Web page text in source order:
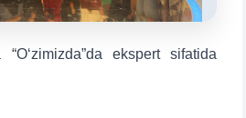
ekspert sifatida
7. Колл-центр (4)